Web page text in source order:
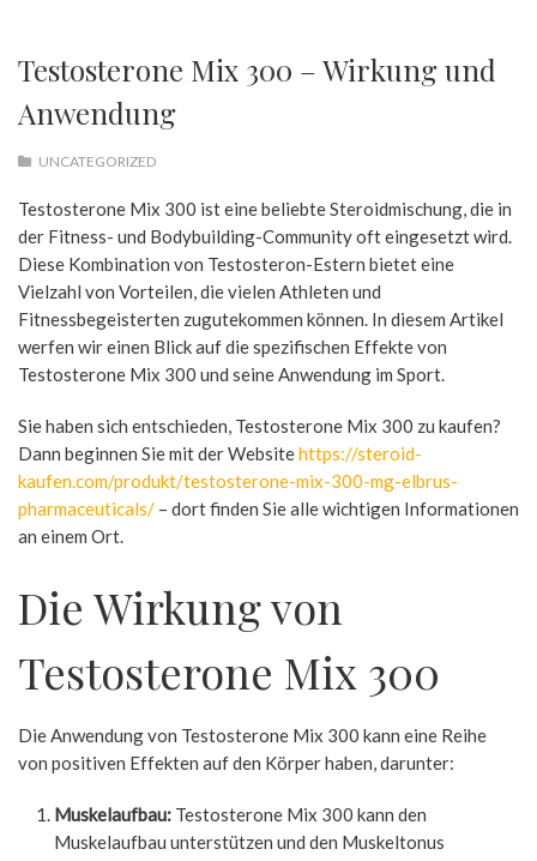
Testosterone Mix 300 – Wirkung und
Anwendung
UNCATEGORIZED
Testosterone Mix 300 ist eine beliebte Steroidmischung, die in
der Fitness- und Bodybuilding-Community oft eingesetzt wird.
Diese Kombination von Testosteron-Estern bietet eine
Vielzahl von Vorteilen, die vielen Athleten und
Fitnessbegeisterten zugutekommen können. In diesem Artikel
werfen wir einen Blick auf die spezifischen Effekte von
Testosterone Mix 300 und seine Anwendung im Sport.
Sie haben sich entschieden, Testosterone Mix 300 zu kaufen?
Dann beginnen Sie mit der Websitehttps://steroid-
kaufen.com/produkt/testosterone-mix-300-mg-elbrus-
pharmaceuticals/ – dort finden Sie alle wichtigen Informationen
an einem Ort.
Die Wirkung von
Testosterone Mix 300
Die Anwendung von Testosterone Mix 300 kann eine Reihe
von positiven Effekten auf den Körper haben, darunter:
Muskelaufbau: Testosterone Mix 300 kann den
Muskelaufbau unterstützen und den Muskeltonus